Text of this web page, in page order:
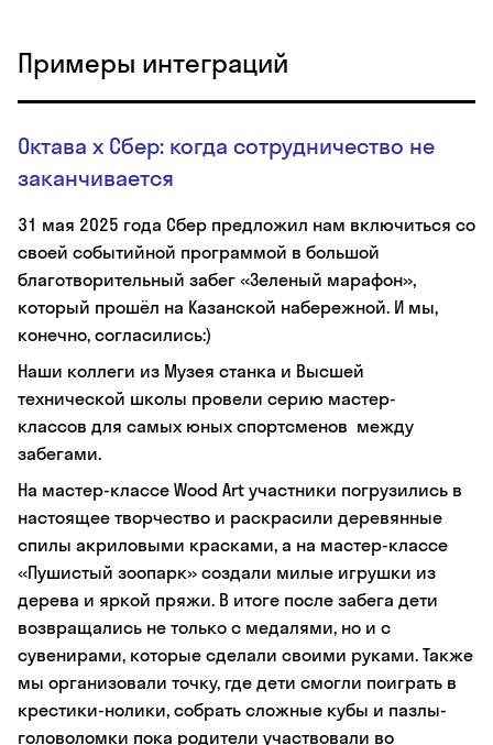
Примеры интеграций
Октава х Сбер: когда сотрудничество не
заканчивается
31 мая 2025 года Сбер предложил нам включиться со
своей событийной программой в большой
благотворительный забег «Зеленый марафон»,
который прошёл на Казанской набережной. И мы,
конечно, согласились:)
Наши коллеги из Музея станка и Высшей
технической школы провели серию мастер-
классов для самых юных спортсменов между
забегами.
На мастер-классе Wood Art участники погрузились в
настоящее творчество и раскрасили деревянные
спилы акриловыми красками, а на мастер-классе
«Пушистый зоопарк» создали милые игрушки из
дерева и яркой пряжи. В итоге после забега дети
возвращались не только с медалями, но и с
сувенирами, которые сделали своими руками. Также
мы организовали точку, где дети смогли поиграть в
крестики-нолики, собрать сложные кубы и пазлы-
головоломки пока родители участвовали во